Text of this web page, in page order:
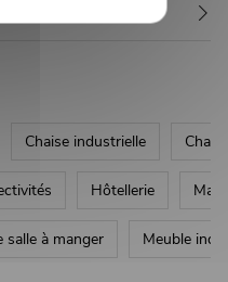
Chaise industrielle
Hôtellerie
salle à manger Meuble